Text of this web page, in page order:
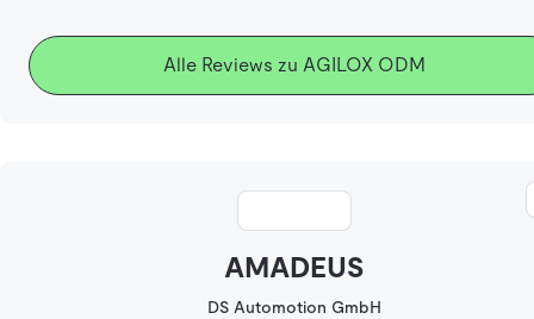
Alle Reviews zu AGILOX ODM
AMADEUS
DS Automotion GmbH